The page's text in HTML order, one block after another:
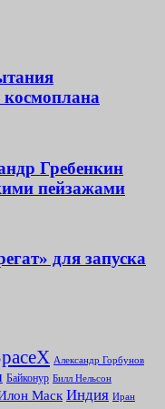
космоплана
Гребенкин
пейзажами
для запуска
Александр Горбунов
Байконур Билл Нельсон
Маск Индия Иран